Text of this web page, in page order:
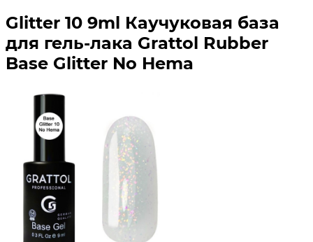
Glitter 10 9ml Каучуковая база
для гель-лака Grattol Rubber
Base Glitter No Hema